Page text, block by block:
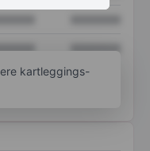
XXXXXXX
kartleggings-